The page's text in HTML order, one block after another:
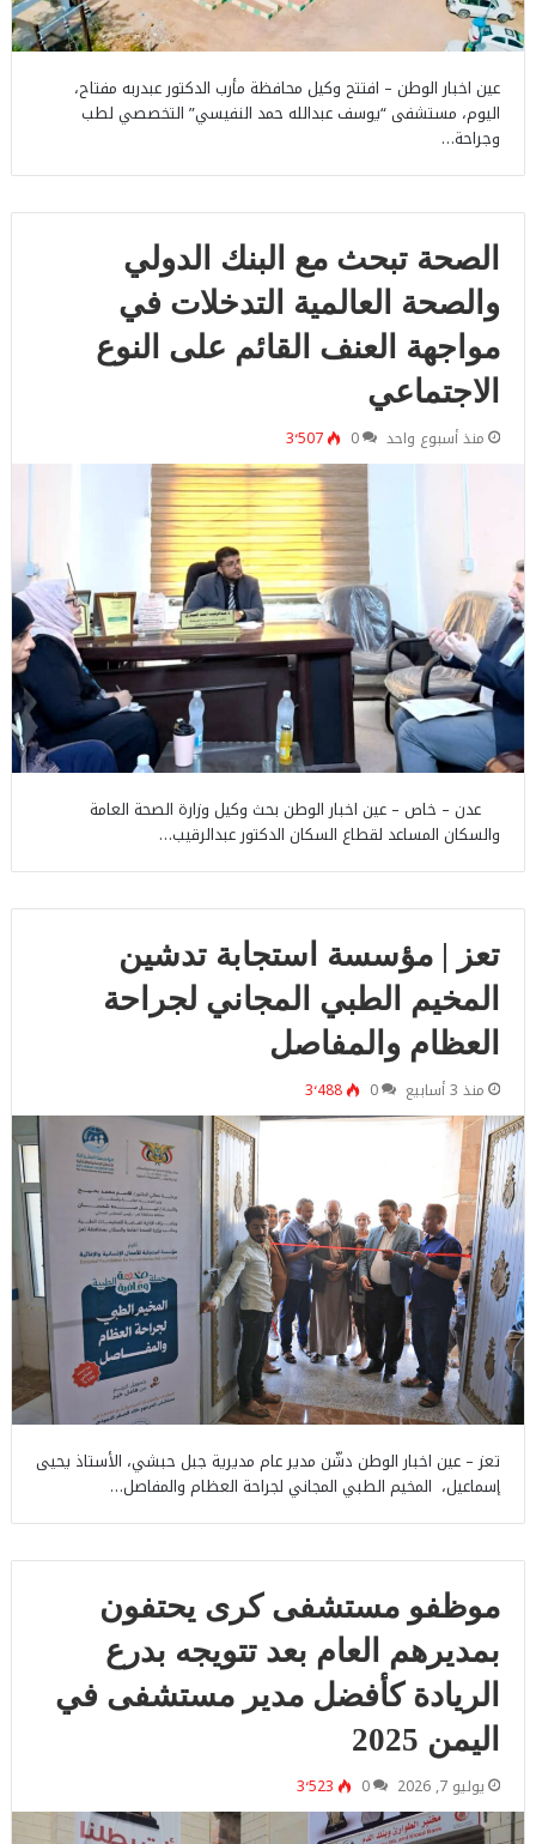
عين اخبار الوطن – افتتح وكيل محافظة مأرب الدكتور عبدربه مفتاح،
اليوم، مستشفى “يوسف عبدالله حمد النفيسي” التخصصي لطب
وجراحة…
الصحة تبحث مع البنك الدولي
والصحة العالمية التدخلات في
مواجهة العنف القائم على النوع
الاجتماعي
منذ أسبوع واحد 0 3٬507
عدن – خاص – عين اخبار الوطن بحث وكيل وزارة الصحة العامة
والسكان المساعد لقطاع السكان الدكتور عبدالرقيب…
تعز | مؤسسة استجابة تدشين
المخيم الطبي المجاني لجراحة
العظام والمفاصل
منذ 3 أسابيع 0 3٬488
تعز – عين اخبار الوطن دشّن مدير عام مديرية جبل حبشي، الأستاذ يحيى
إسماعيل، المخيم الطبي المجاني لجراحة العظام والمفاصل…
موظفو مستشفى كرى يحتفون
بمديرهم العام بعد تتويجه بدرع
الريادة كأفضل مدير مستشفى في
اليمن 2025
يوليو 7, 2026 0 3٬523